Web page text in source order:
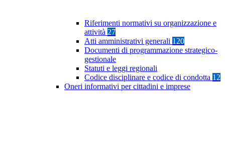
Riferimenti normativi su organizzazione e
attività 27
Atti amministrativi generali 120
Documenti di programmazione strategico-
gestionale
Statuti e leggi regionali
Codice disciplinare e codice di condotta 12
Oneri informativi per cittadini e imprese